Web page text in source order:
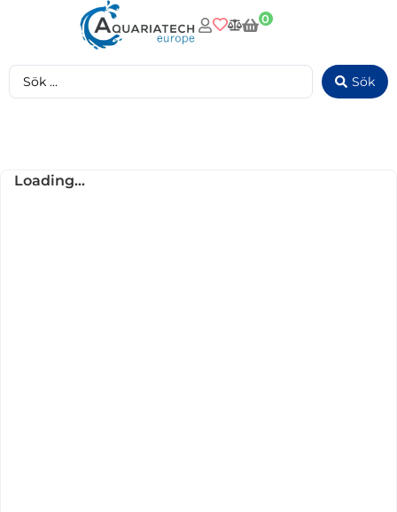
0
Sök
Loading...